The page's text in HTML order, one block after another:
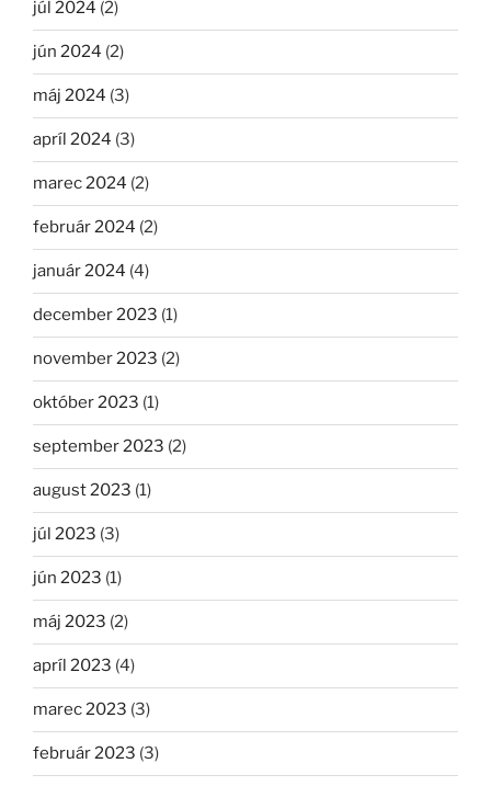
júl 2024 (2)
jún 2024 (2)
máj 2024 (3)
apríl 2024 (3)
marec 2024 (2)
február 2024 (2)
január 2024 (4)
december 2023 (1)
november 2023 (2)
október 2023 (1)
september 2023 (2)
august 2023 (1)
júl 2023 (3)
jún 2023 (1)
máj 2023 (2)
apríl 2023 (4)
marec 2023 (3)
február 2023 (3)